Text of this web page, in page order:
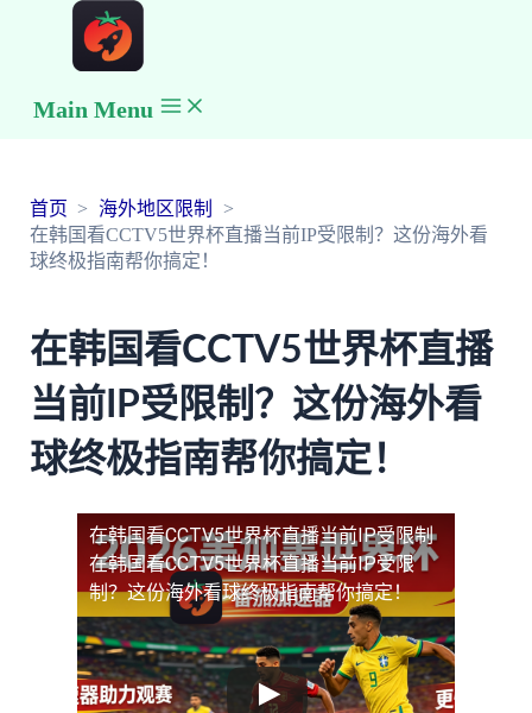
Main Menu
首页
海外地区限制
在韩国看CCTV5世界杯直播当前IP受限制？这份海外看
球终极指南帮你搞定！
在韩国看CCTV5世界杯直播
当前IP受限制？这份海外看
球终极指南帮你搞定！
在韩国看CCTV5世界杯直播当前IP受限制
在韩国看CCTV5世界杯直播当前IP受限
制？这份海外看球终极指南帮你搞定！